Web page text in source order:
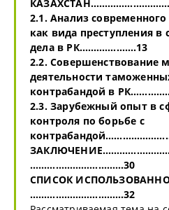
2.1. Анализ
как вида преступления в
дела в РК.……………….13
2.2. Совершенствование
деятельности
контрабандой в
2.3. Зарубежный опыт в
контроля по борьбе с
……………………………30
СПИСОК
……………………………32